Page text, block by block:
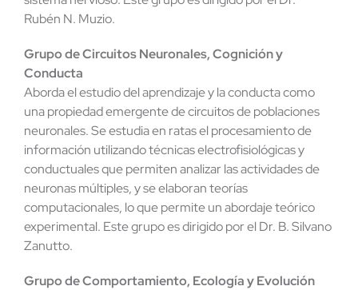
Rubén N. Muzio.
Grupo de Circuitos Neuronales, Cognición y
Conducta
Aborda el estudio del aprendizaje y la conducta como
una propiedad emergente de circuitos de poblaciones
neuronales. Se estudia en ratas el procesamiento de
información utilizando técnicas electrofisiológicas y
conductuales que permiten analizar las actividades de
neuronas múltiples, y se elaboran teorías
computacionales, lo que permite un abordaje teórico
experimental. Este grupo es dirigido por el Dr. B. Silvano
Zanutto.
Grupo de Comportamiento, Ecología y Evolución